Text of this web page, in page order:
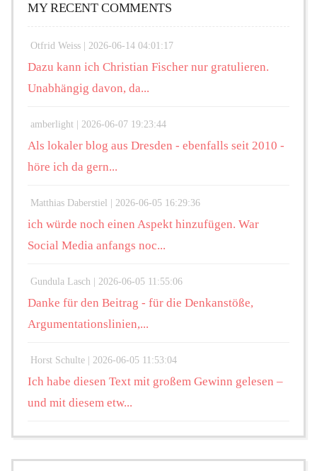
MY RECENT COMMENTS
Otfrid Weiss | 2026-06-14 04:01:17
Dazu kann ich Christian Fischer nur gratulieren.
Unabhängig davon, da...
amberlight | 2026-06-07 19:23:44
Als lokaler blog aus Dresden - ebenfalls seit 2010 -
höre ich da gern...
Matthias Daberstiel | 2026-06-05 16:29:36
ich würde noch einen Aspekt hinzufügen. War
Social Media anfangs noc...
Gundula Lasch | 2026-06-05 11:55:06
Danke für den Beitrag - für die Denkanstöße,
Argumentationslinien,...
Horst Schulte | 2026-06-05 11:53:04
Ich habe diesen Text mit großem Gewinn gelesen –
und mit diesem etw...